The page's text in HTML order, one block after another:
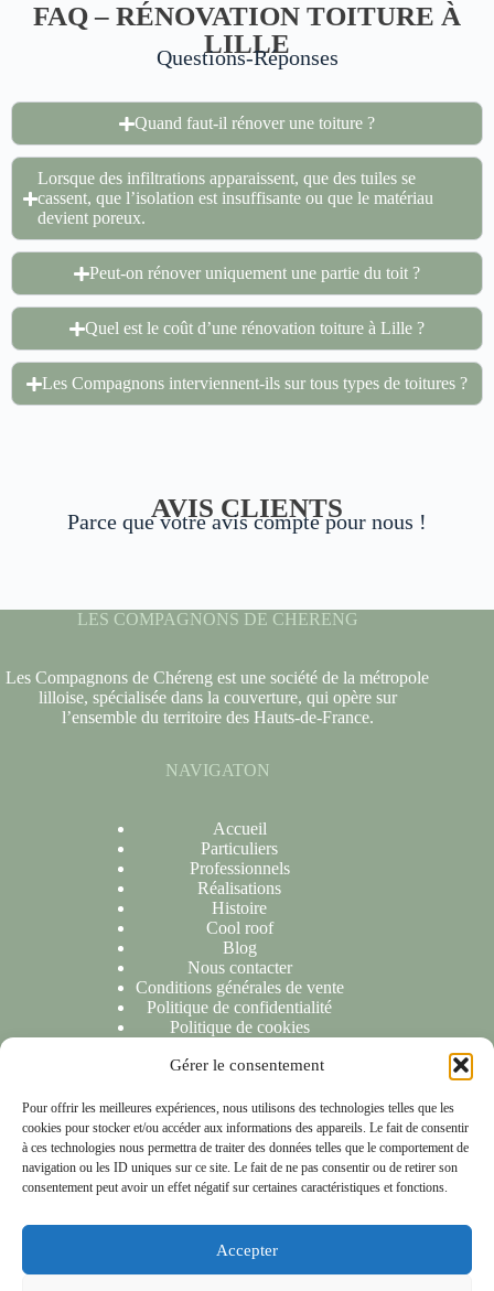
Gérer le consentement
Pour offrir les meilleures expériences, nous utilisons des technologies telles que les
cookies pour stocker et/ou accéder aux informations des appareils. Le fait de consentir
à ces technologies nous permettra de traiter des données telles que le comportement de
navigation ou les ID uniques sur ce site. Le fait de ne pas consentir ou de retirer son
consentement peut avoir un effet négatif sur certaines caractéristiques et fonctions.
Accepter
FAQ – RÉNOVATION TOITURE À
LILLE
Questions-Réponses
Quand faut-il rénover une toiture ?
Lorsque des infiltrations apparaissent, que des tuiles se
cassent, que l’isolation est insuffisante ou que le matériau
devient poreux.
Peut-on rénover uniquement une partie du toit ?
Quel est le coût d’une rénovation toiture à Lille ?
Les Compagnons interviennent-ils sur tous types de toitures ?
AVIS CLIENTS
Parce que votre avis compte pour nous !
LES COMPAGNONS DE CHERENG
Les Compagnons de Chéreng est une société de la métropole
lilloise, spécialisée dans la couverture, qui opère sur
l’ensemble du territoire des Hauts-de-France.
NAVIGATON
Accueil
Particuliers
Professionnels
Réalisations
Histoire
Cool roof
Blog
Nous contacter
Conditions générales de vente
Politique de confidentialité
Politique de cookies
Nous sommes ravis de répondre à toutes vos demandes ou
questions. N'hésitez pas à nous contacter et nous vous
répondrons dans les 24 heures suivant la réception de votre
message.
NOTRE LOCALISATION